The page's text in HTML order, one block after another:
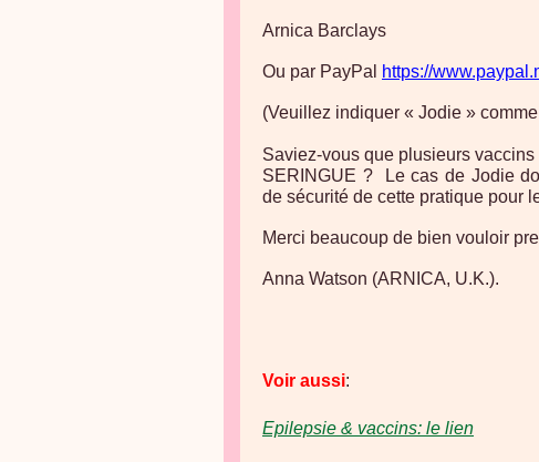
Arnica Barclays
Ou par PayPal https://
(Veuillez indiquer « Jodie »
Saviez-vous que plusieurs
SERINGUE ? Le cas de Jodie
de sécurité de cette pratique pour
Merci beaucoup de bien vouloir
Anna Watson (ARNICA, U.K.).
Voir aussi:
Epilepsie & vaccins: le lien